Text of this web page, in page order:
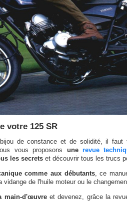
votre 125 SR
de constance et de solidité, il faut
vous proposons une revue
les secrets et découvrir tous les trucs
comme aux débutants, ce
de l'huile moteur ou le
main-d'œuvreet devenez, grâce la